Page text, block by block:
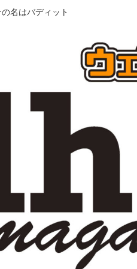
名はバディット